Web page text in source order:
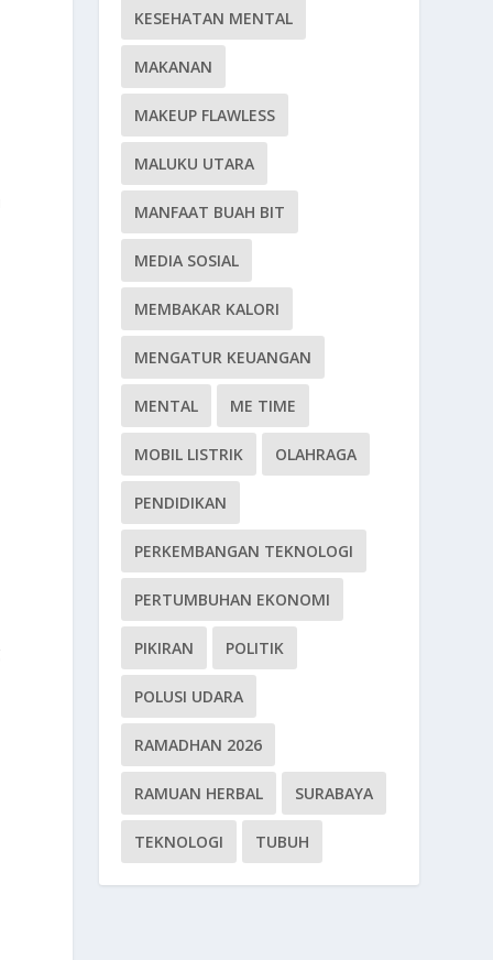
KESEHATAN MENTAL
MAKANAN
MAKEUP FLAWLESS
MALUKU UTARA
MANFAAT BUAH BIT
MEDIA SOSIAL
MEMBAKAR KALORI
MENGATUR KEUANGAN
MENTAL ME TIME
MOBIL LISTRIK OLAHRAGA
PENDIDIKAN
PERKEMBANGAN TEKNOLOGI
PERTUMBUHAN EKONOMI
PIKIRAN POLITIK
POLUSI UDARA
RAMADHAN 2026
RAMUAN HERBAL SURABAYA
TEKNOLOGI TUBUH